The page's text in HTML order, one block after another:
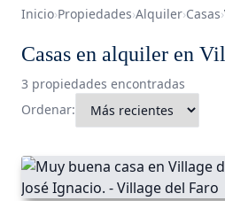
Inicio›Propiedades›Alquiler›Casas›
Casas en alquiler en
3 propiedades encontradas
Ordenar: